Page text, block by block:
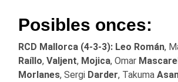
Posibles onces:
RCD Mallorca (4-3-3): Leo Román,
Raíllo, Valjent, Mojica, Omar
Morlanes, Sergi Darder, Takuma